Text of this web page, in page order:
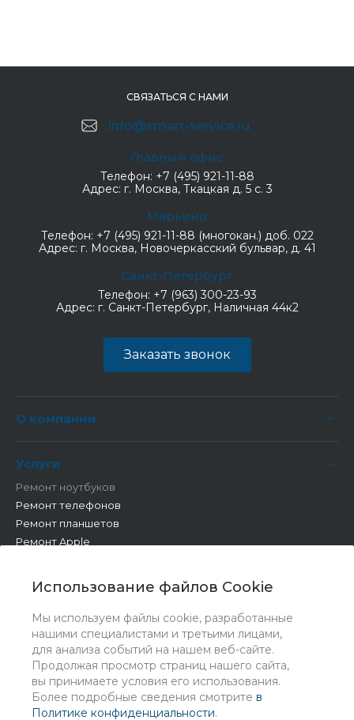
Использование файлов Cookie
Мы используем файлы cookie, разработанные
нашими специалистами и третьими лицами,
для анализа событий на нашем веб-сайте.
Продолжая просмотр страниц нашего сайта,
вы принимаете условия его использования.
Более подробные сведения смотрите в
Политике конфиденциальности.
СВЯЗАТЬСЯ С НАМИ
info@smart-service.ru
Главный офис
Телефон: +7 (495) 921-11-88
Адрес: г. Москва, Ткацкая д. 5 с. 3
Марьино
Телефон: +7 (495) 921-11-88 (многокан.) доб. 022
Адрес: г. Москва, Новочеркасский бульвар, д. 41
Санкт-Петербург
Телефон: +7 (963) 300-23-93
Адрес: г. Санкт-Петербург, Наличная 44к2
Заказать звонок
О компании
Услуги
Ремонт ноутбуков
Ремонт телефонов
Ремонт планшетов
Ремонт Apple